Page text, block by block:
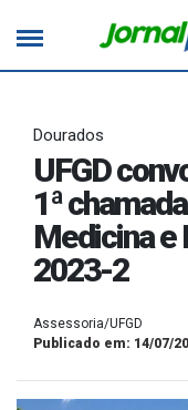
Dourados
UFGD
1ª
Medicina e
2023-2
Assessoria/UFGD
Publicado em: 14/07/